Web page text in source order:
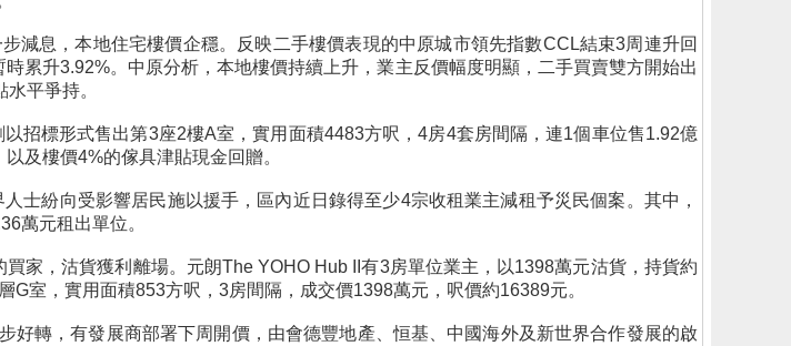
減息，本地住宅樓價企穩。反映二手樓價表現的中原城市領先指數CCL結束3周連升回
累升3.92%。中原分析，本地樓價持續上升，業主反價幅度明顯，二手買賣雙方開始出
平爭持。
招標形式售出第3座2樓A室，實用面積4483方呎，4房4套房間隔，連1個車位售1.92億
及樓價4%的傢具津貼現金回贈。
士紛向受影響居民施以援手，區內近日錄得至少4宗收租業主減租予災民個案。其中，
萬元租出單位。
家，沽貨獲利離場。元朗The YOHO Hub II有3房單位業主，以1398萬元沽貨，持貨約
室，實用面積853方呎，3房間隔，成交價1398萬元，呎價約16389元。
好轉，有發展商部署下周開價，由會德豐地產、恒基、中國海外及新世界合作發展的啟